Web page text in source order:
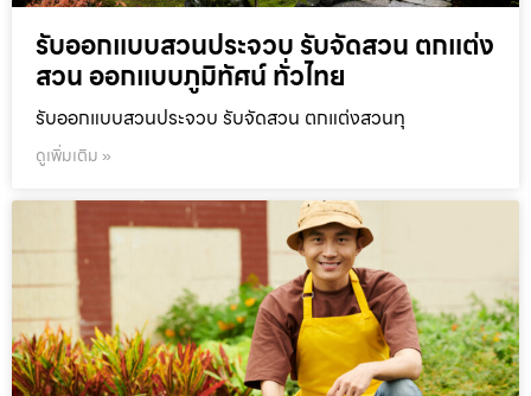
รับออกแบบสวนประจวบ รับจัดสวน ตกแต่ง
สวน ออกแบบภูมิทัศน์ ทั่วไทย
รับออกแบบสวนประจวบ รับจัดสวน ตกแต่งสวนทุ
ดูเพิ่มเติม »